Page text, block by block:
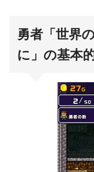
勇者「世界
に」の基本